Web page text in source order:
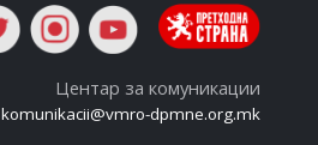
Центар за комуникации
komunikacii@vmro-dpmne.org.mk